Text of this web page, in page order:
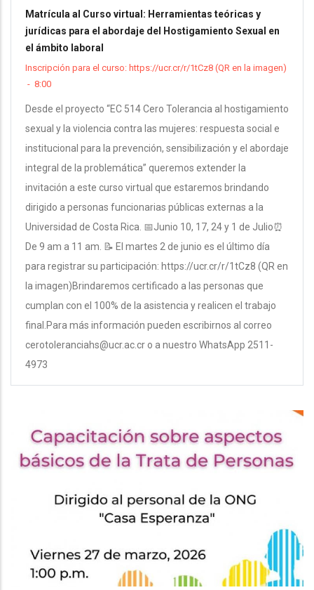
Matrícula al Curso virtual: Herramientas teóricas y
jurídicas para el abordaje del Hostigamiento Sexual en
el ámbito laboral
Inscripción para el curso: https://ucr.cr/r/1tCz8 (QR en la imagen)
- 8:00
Desde el proyecto “EC 514 Cero Tolerancia al hostigamiento
sexual y la violencia contra las mujeres: respuesta social e
institucional para la prevención, sensibilización y el abordaje
integral de la problemática” queremos extender la
invitación a este curso virtual que estaremos brindando
dirigido a personas funcionarias públicas externas a la
Universidad de Costa Rica. 📅Junio 10, 17, 24 y 1 de Julio⏰
De 9 am a 11 am. 📝 El martes 2 de junio es el último día
para registrar su participación: https://ucr.cr/r/1tCz8 (QR en
la imagen)Brindaremos certificado a las personas que
cumplan con el 100% de la asistencia y realicen el trabajo
final.Para más información pueden escribirnos al correo
cerotoleranciahs@ucr.ac.cr o a nuestro WhatsApp 2511-
4973